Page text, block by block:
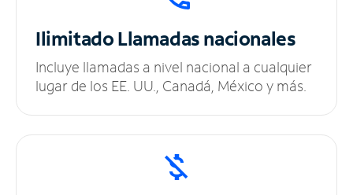
IlimitadoLlamadas nacionales
Incluye llamadas a nivel nacional a cualquier
lugar de los EE. UU., Canadá, México y más.